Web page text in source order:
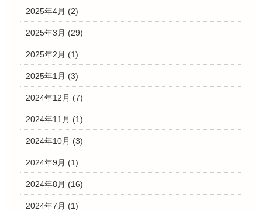
2025年4月 (2)
2025年3月 (29)
2025年2月 (1)
2025年1月 (3)
2024年12月 (7)
2024年11月 (1)
2024年10月 (3)
2024年9月 (1)
2024年8月 (16)
2024年7月 (1)